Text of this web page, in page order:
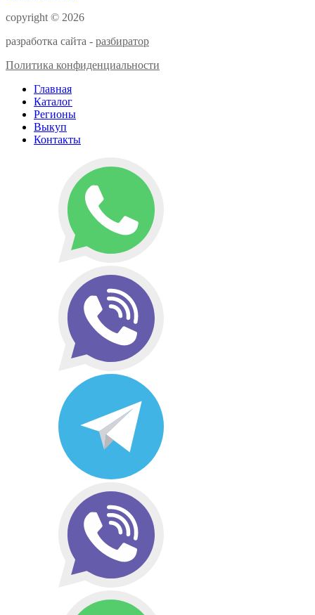
copyright © 2026
разработка сайта - разбиратор
Политика конфиденциальности
Главная
Каталог
Регионы
Выкуп
Контакты